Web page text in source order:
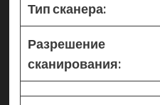
Тип сканера:
Разрешение
сканирования: